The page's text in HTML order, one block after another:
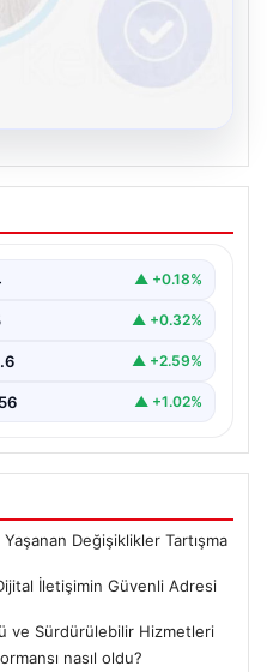
İle Dijital
Ve Chat
bir biçimde iletişim
▲ +0.18%
▲ +0.32%
▲ +2.59%
▲ +1.02%
Yaşanan Değişiklikler Tartışma
İletişimin Güvenli Adresi
ve Sürdürülebilir Hizmetleri
nasıl oldu?